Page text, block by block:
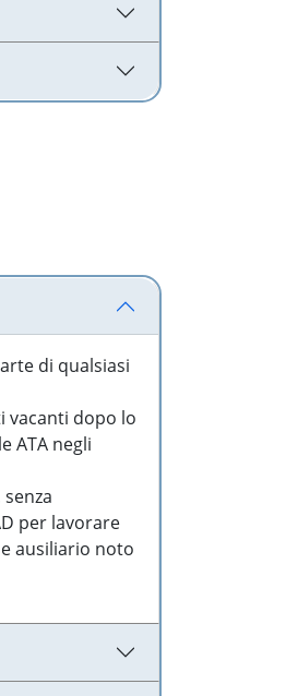
di qualsiasi
vacanti dopo lo
ATA negli
per lavorare
ausiliario noto